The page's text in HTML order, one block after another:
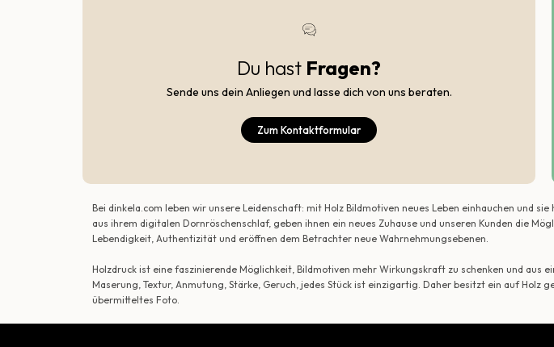
Du hast Fragen?
Sende uns dein Anliegen und lasse dich von uns beraten.
Zum Kontaktformular
Bei dinkela.com leben wir unsere Leidenschaft: mit Holz Bildmotiven neues Leben einhauchen und
aus ihrem digitalen Dornröschenschlaf, geben ihnen ein neues Zuhause und unseren Kunden die
Lebendigkeit, Authentizität und eröffnen dem Betrachter neue Wahrnehmungsebenen.
Holzdruck ist eine faszinierende Möglichkeit, Bildmotiven mehr Wirkungskraft zu schenken und aus
Maserung, Textur, Anmutung, Stärke, Geruch, jedes Stück ist einzigartig. Daher besitzt ein auf
übermitteltes Foto.